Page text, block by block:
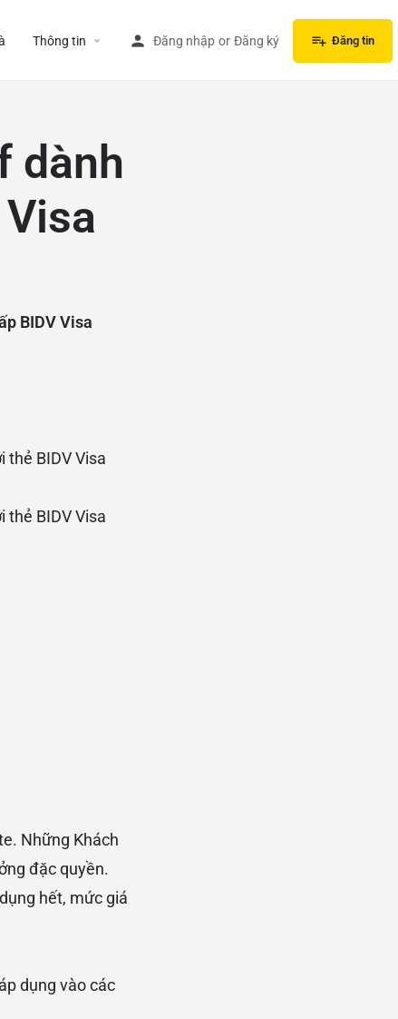
Thông tin Đăng nhập or Đăng ký Đăng tin
dành
BIDV Visa
thẻ BIDV Visa
thẻ BIDV Visa
Những Khách
đặc quyền.
hết, mức giá
dụng vào các